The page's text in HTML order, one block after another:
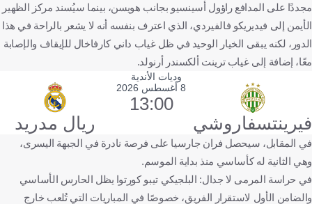
مجددًا على المدافع راؤول أسينسيو بجانب هويسن، بينما سيُسند مركز الظهير
الأيمن إلى فيديريكو فالفيردي، الذي اعترف بنفسه أنه لا يشعر بالراحة في هذا
الدور، لكنه يبقى الخيار الوحيد في ظل غياب داني كارفاخال للإيقاف والإصابة
معًا، إضافة إلى غياب ترينت ألكسندر أرنولد.
وديات الأندية
فيرينتسفاروشي
8 أغسطس 2026
13:00
ريال مدريد
في المقابل، سيحصل فران جارسيا على فرصة نادرة في الجبهة اليسرى،
وهي الثانية له كأساسي منذ بداية الموسم.
في حراسة المرمى لا جدال: البلجيكي تيبو كورتوا يظل الحارس الأساسي
والضامن الأول لاستقرار الفريق، خصوصًا في المباريات التي تُلعب خارج